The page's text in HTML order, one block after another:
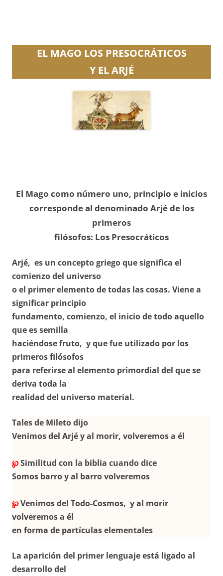
EL MAGO LOS PRESOCRÁTICOS
Y EL ARJÉ
El Mago como número uno, principio e inicios
corresponde al denominado Arjé de los
primeros
filósofos: Los Presocráticos
Arjé, es un concepto griego que significa el
comienzo del universo
o el primer elemento de todas las cosas. Viene a
significar principio
fundamento, comienzo, el inicio de todo aquello
que es semilla
haciéndose fruto, y que fue utilizado por los
primeros filósofos
para referirse al elemento primordial del que se
deriva toda la
realidad del universo material.
Tales de Mileto dijo
Venimos del Arjé y al morir, volveremos a él
℘Similitud con la biblia cuando dice
Somos barro y al barro volveremos
℘Venimos del Todo-Cosmos, y al morir
volveremos a él
en forma de partículas elementales
La aparición del primer lenguaje está ligado al
desarrollo del